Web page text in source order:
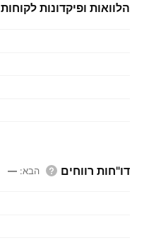
הלוואות ופיקדונות לקוחות
דו"חות רווחים הבא:
—